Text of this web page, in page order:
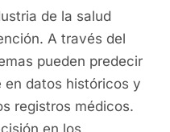
de la salud
A través del
pueden predecir
en datos históricos y
registros médicos.